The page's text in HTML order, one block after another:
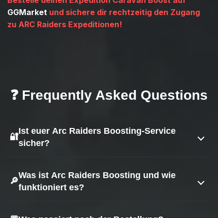
GGMarket und sichere dir rechtzeitig den Zugang
zu ARC Raiders Expeditionen!
❓ Frequently Asked Questions
🔐
Ist euer Arc Raiders Boosting-Service
sicher?
Wir nutzen bewährte Methoden, um eine sichere
🔎
Was ist Arc Raiders Boosting und wie
funktioniert es?